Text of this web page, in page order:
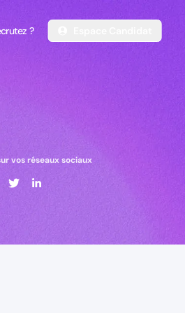
?
vos réseaux sociaux